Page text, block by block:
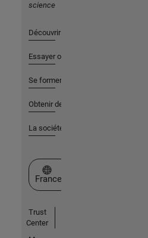
science
Découvrir les produits
Essayer ou acheter
Se former
Obtenir de l'aide
La société
Sélectionner un site web
France
Trust
Center